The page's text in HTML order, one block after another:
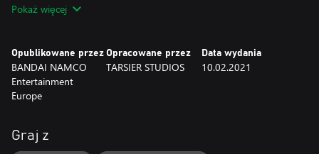
Szóstka będą musieli pokonać wiele nowych zagrożeń związanych
Czy ośmielisz się stawić czoła tej nowej kolekcji małych
koszmarów?
Pokaż więcej
Opublikowane przez
BANDAI NAMCO
Entertainment
Europe
Opracowane przez
TARSIER STUDIOS
Data wydania
10.02.2021
Graj z